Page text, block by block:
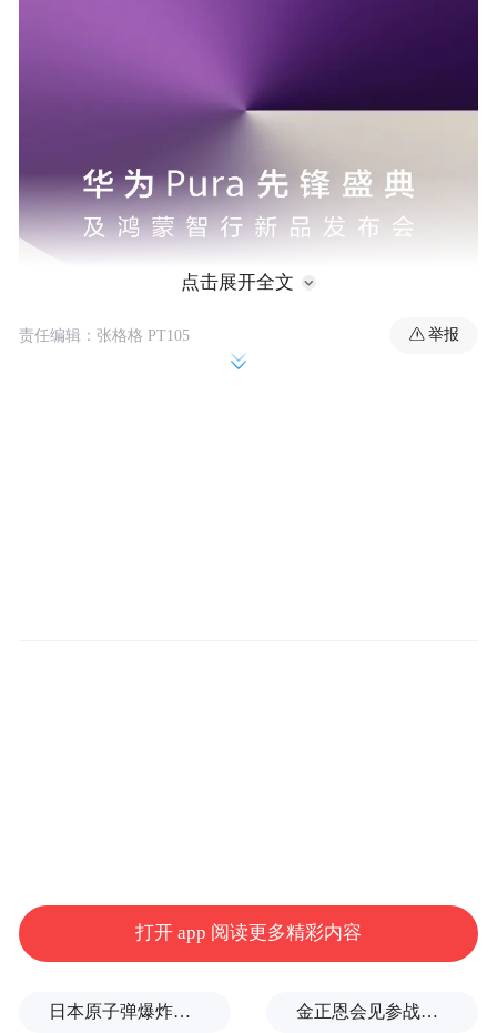
Pura先锋盛典及鸿蒙智行新品发布会上正式
发布。
点击展开全文
责任编辑：张格格 PT105 举报
打开 app 阅读更多精彩内容
日本原子弹爆炸亲历者警告高市：想通过战争成为大国，这种想法本身就是错误的 金正恩会见参战老兵和战时立功者